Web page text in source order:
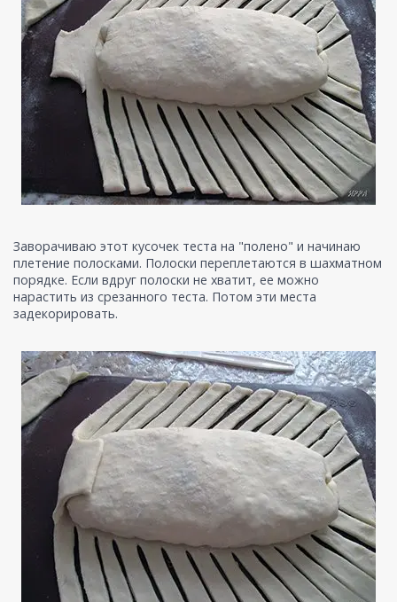
Заворачиваю этот кусочек теста на "полено" и начинаю
плетение полосками. Полоски переплетаются в шахматном
порядке. Если вдруг полоски не хватит, ее можно
нарастить из срезанного теста. Потом эти места
задекорировать.